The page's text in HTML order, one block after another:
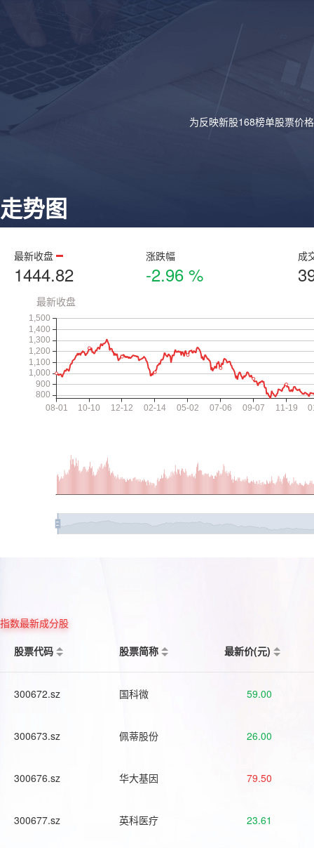
为反映新股168榜单股票价
走势图
最新收盘
1444.82
涨跌幅
-2.96 %
成
指数最新成分股
股票代码
股票简称 最新价(元)
300672.sz 国科微 59.00
300673.sz 佩蒂股份 26.00
300676.sz 华大基因 79.50
300677.sz 英科医疗 23.61